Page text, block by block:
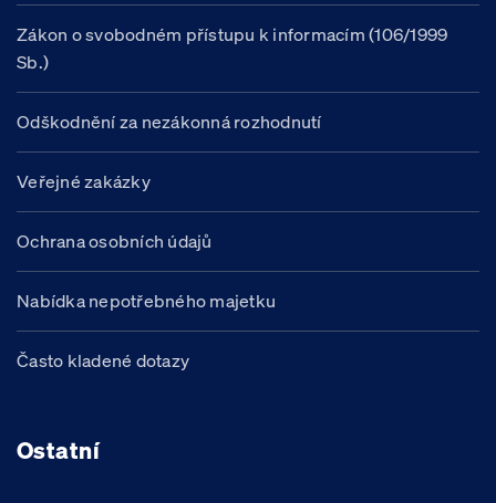
Zákon o svobodném přístupu k informacím (106/1999
Sb.)
Odškodnění za nezákonná rozhodnutí
Veřejné zakázky
Ochrana osobních údajů
Nabídka nepotřebného majetku
Často kladené dotazy
Ostatní